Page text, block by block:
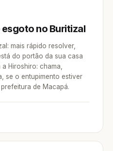
no Buritizal
mais rápido resolver,
do portão da sua casa
Hiroshiro: chama,
se o entupimento estiver
de Macapá.